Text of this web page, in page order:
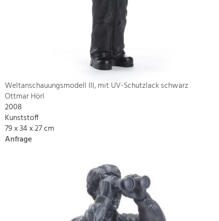
Weltanschauungsmodell III, mit UV-Schutzlack schwarz
Ottmar Hörl
2008
Kunststoff
79 x 34 x 27 cm
Anfrage